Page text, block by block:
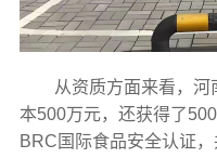
从资质方面来看，
本500万元，还获得了
BRC国际食品安全认证